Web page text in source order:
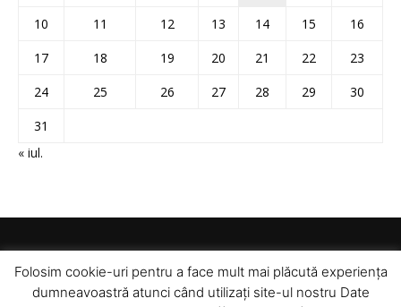
10
11 12 13 14 15
16
17
18 19 20 21 22
23
24
25 26 27 28 29
30
31
« iul.
Folosim cookie-uri pentru a face mult mai plăcută experiența
dumneavoastră atunci când utilizați site-ul nostru Date